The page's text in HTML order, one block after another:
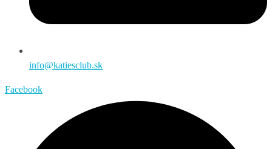
info@katiesclub.sk
Facebook